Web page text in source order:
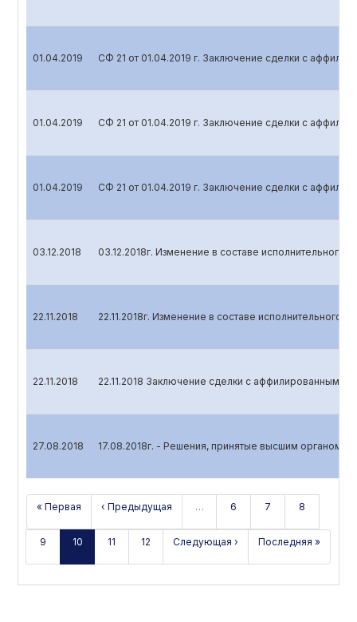
01.04.2019 СФ 21 от 01.04.2019 г. Заключение сделки с
01.04.2019 СФ 21 от 01.04.2019 г. Заключение сделки с
01.04.2019 СФ 21 от 01.04.2019 г. Заключение сделки с
03.12.2018 03.12.2018г. Изменение в составе исполнительного
22.11.2018 22.11.2018г. Изменение в составе исполнительного
22.11.2018 22.11.2018 Заключение сделки с аффилированным
27.08.2018 17.08.2018г. - Решения, принятые высшим органом
« Первая ‹ Предыдущая … 6 7 8
9 10 11 12 Следующая › Последняя »